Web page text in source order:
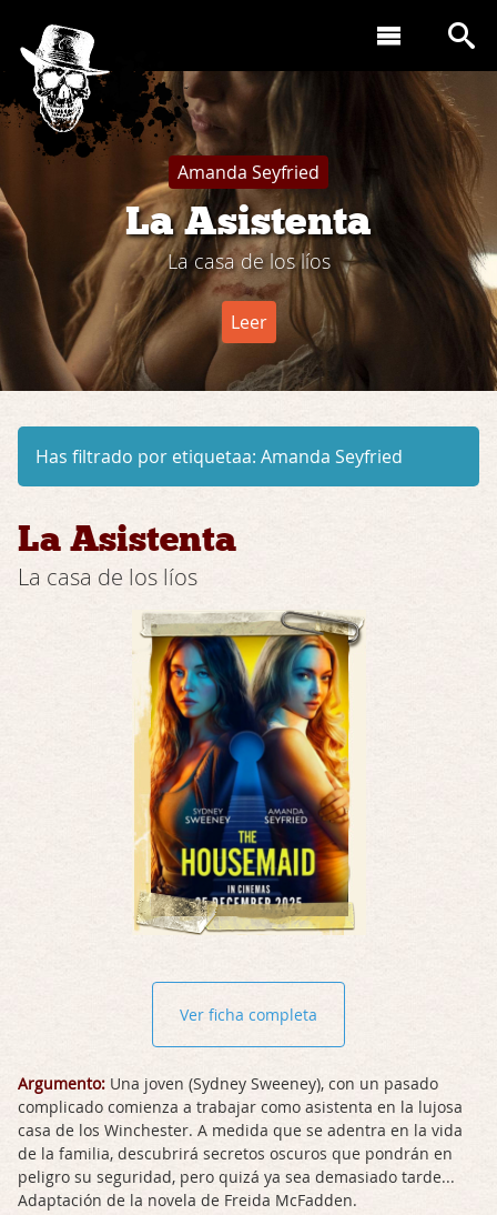
Amanda Seyfried
La Asistenta
La casa de los líos
Leer
Has filtrado por etiquetaa: Amanda Seyfried
La Asistenta
La casa de los líos
Ver ficha completa
Argumento: Una joven (Sydney Sweeney), con un pasado
complicado comienza a trabajar como asistenta en la lujosa
casa de los Winchester. A medida que se adentra en la vida
de la familia, descubrirá secretos oscuros que pondrán en
peligro su seguridad, pero quizá ya sea demasiado tarde...
Adaptación de la novela de Freida McFadden.